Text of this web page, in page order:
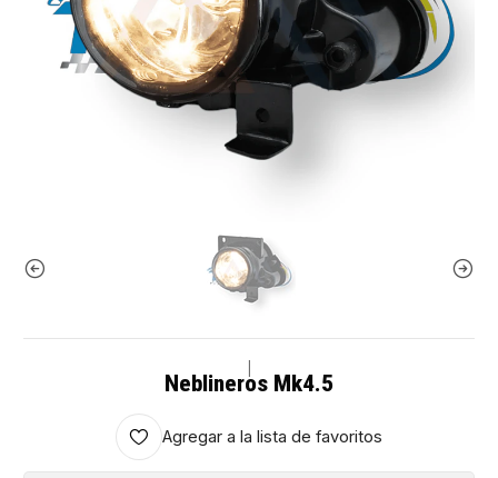
Neblineros Mk4.5
Agregar a la lista de favoritos